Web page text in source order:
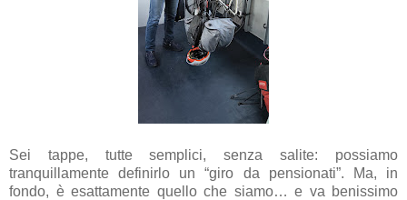
Sei tappe, tutte semplici, senza salite: possiamo
tranquillamente definirlo un “giro da pensionati”. Ma, in
fondo, è esattamente quello che siamo… e va benissimo